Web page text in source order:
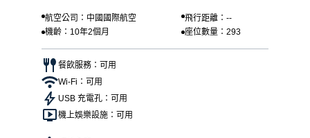
航空公司：中國國際航空
飛行距離：--
機齡：10年2個月
座位數量：293
餐飲服務：可用
Wi-Fi：可用
USB 充電孔：可用
機上娛樂設施：可用